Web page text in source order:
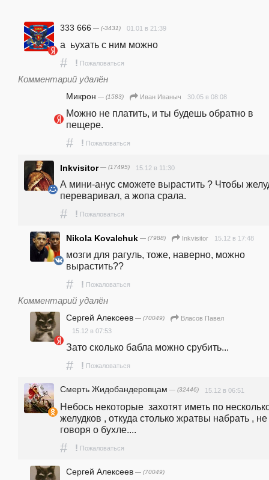
333 666 — (-3431) 01.01 в 21:39
а  ьухать с ним можно
# ! Пожаловаться
Комментарий удалён
Микрон — (1583) Иван Иваныч 30.05 в 08:08
Можно не платить, и ты будешь обратно в
пещере.
# ! Пожаловаться
Inkvisitor— (17495) 15.12 в 11:30
А мини-анус сможете вырастить ? Чтобы
переваривал, а жопа срала.
# ! Пожаловаться
Nikola Kovalchuk — (7988) Inkvisitor 15.12 в 17:48
мозги для рагуль, тоже, наверно, можно
вырастить??
# ! Пожаловаться
Комментарий удалён
Сергей Алексеев — (70049)
Власов Павел
15.12 в 07:53
Зато сколько бабла можно срубить...
# ! Пожаловаться
Смерть Жидобандеровцам — (32446) 15.12 в 06:51
Небось некоторые  захотят иметь по
желудков , откуда столько жратвы набрать , не
говоря о бухле....
# ! Пожаловаться
Сергей Алексеев — (70049)